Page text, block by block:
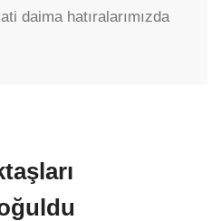
daima hatıralarımızda